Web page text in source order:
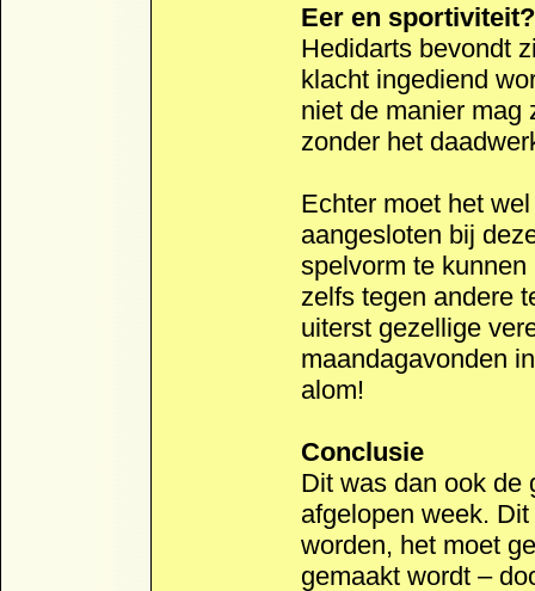
Eer en sportiviteit?
Hedidarts bevondt
klacht ingediend
niet de manier mag
zonder het
Echter moet het
aangesloten bij
spelvorm te
zelfs tegen andere
uiterst gezellige
maandagavonden
alom!
Conclusie
Dit was dan ook de
afgelopen week.
worden, het moet
gemaakt wordt –